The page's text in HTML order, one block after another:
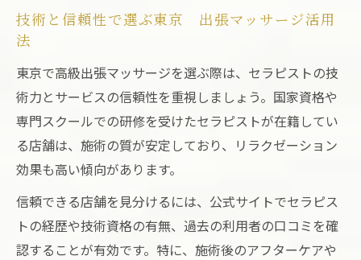
技術と信頼性で選ぶ東京 出張マッサージ活用
法
東京で高級出張マッサージを選ぶ際は、セラピストの技
術力とサービスの信頼性を重視しましょう。国家資格や
専門スクールでの研修を受けたセラピストが在籍してい
る店舗は、施術の質が安定しており、リラクゼーション
効果も高い傾向があります。
信頼できる店舗を見分けるには、公式サイトでセラピス
トの経歴や技術資格の有無、過去の利用者の口コミを確
認することが有効です。特に、施術後のアフターケアや